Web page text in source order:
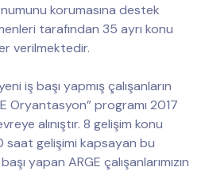
korumasına destek
tarafından 35 ayrı konu
verilmektedir.
iş başı yapmış çalışanların
Oryantasyon” programı 2017
alınıştır. 8 gelişim konu
saat gelişimi kapsayan bu
yapan ARGE çalışanlarımızın